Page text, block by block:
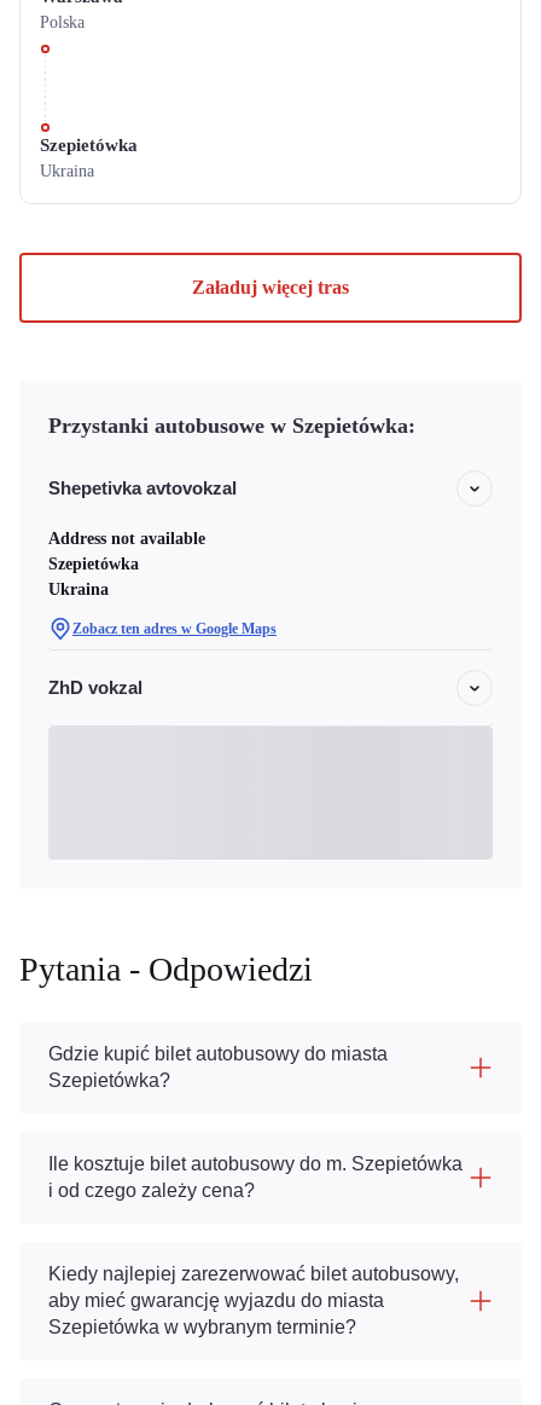
Polska
Szepietówka
Ukraina
Załaduj więcej tras
Przystanki autobusowe w Szepietówka:
Shepetivka avtovokzal
Address not available
Szepietówka
Ukraina
Zobacz ten adres w Google Maps
ZhD vokzal
Pytania - Odpowiedzi
Gdzie kupić bilet autobusowy do miasta
Szepietówka?
Ile kosztuje bilet autobusowy do m. Szepietówka
i od czego zależy cena?
Kiedy najlepiej zarezerwować bilet autobusowy,
aby mieć gwarancję wyjazdu do miasta
Szepietówka w wybranym terminie?